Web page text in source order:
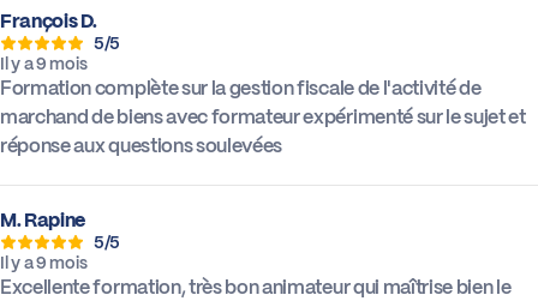
François D.
5/5
Il y a 9 mois
Formation complète sur la gestion fiscale de l'activité de
marchand de biens avec formateur expérimenté sur le sujet et
réponse aux questions soulevées
M. Rapine
5/5
Il y a 9 mois
Excellente formation, très bon animateur qui maîtrise bien le